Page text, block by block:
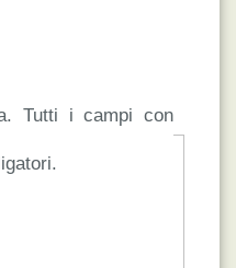
Tutti i campi con